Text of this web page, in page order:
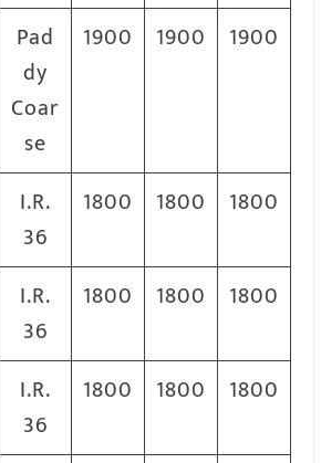
Pad
dy
Coar
se
1900 1900 1900
I.R.
36
1800 1800 1800
I.R.
36
1800 1800 1800
I.R.
36
1800 1800 1800